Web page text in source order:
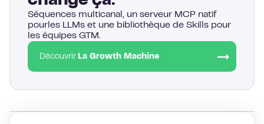
Séquences multicanal, un serveur MCP natif
pourles LLMs et une bibliothèque de Skills pour
les équipes GTM.
Découvrir La Growth Machine